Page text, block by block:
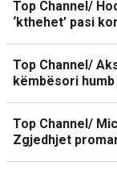
Top Channel/
‘kthehet’ pasi
Top Channel/
këmbësori
Top Channel/
Zgjedhjet